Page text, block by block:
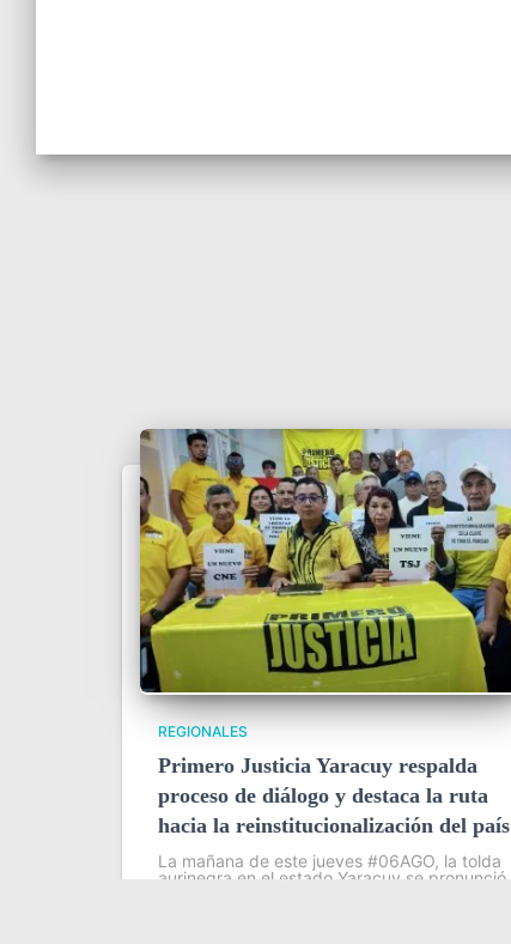
REGIONALES
Primero Justicia Yaracuy respalda
proceso de diálogo y destaca la ruta
hacia la reinstitucionalización del país
La mañana de este jueves #06AGO, la tolda
aurinegra en el estado Yaracuy se pronunció